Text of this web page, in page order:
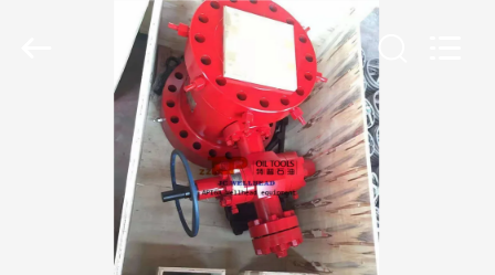
PRODUCTEN
ONGEVEER